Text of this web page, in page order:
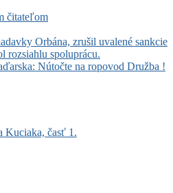
čitateľom
Orbána, zrušil uvalené sankcie
rozsiahlu spoluprácu.
Nútočte na ropovod Družba !
Kuciaka, časť 1.